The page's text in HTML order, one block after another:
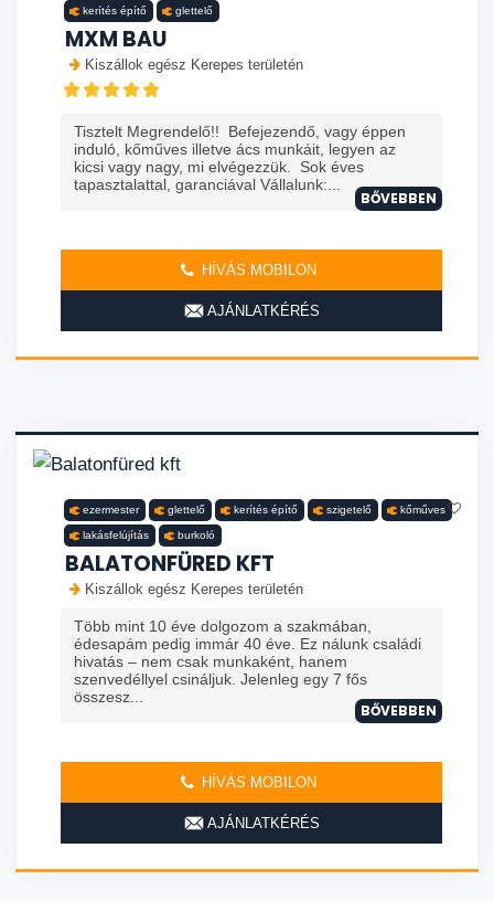
kerítés építő glettelő
MXM BAU
Kiszállok egész Kerepes területén
Tisztelt Megrendelő!! Befejezendő, vagy éppen
induló, kőműves illetve ács munkáit, legyen az
kicsi vagy nagy, mi elvégezzük. Sok éves
tapasztalattal, garanciával Vállalunk:...
BŐVEBBEN
HÍVÁS MOBILON
AJÁNLATKÉRÉS
ezermester glettelő kerítés építő szigetelő kőműves
lakásfelújítás burkoló
BALATONFÜRED KFT
Kiszállok egész Kerepes területén
Több mint 10 éve dolgozom a szakmában,
édesapám pedig immár 40 éve. Ez nálunk családi
hivatás – nem csak munkaként, hanem
szenvedéllyel csináljuk. Jelenleg egy 7 fős
összesz...
BŐVEBBEN
HÍVÁS MOBILON
AJÁNLATKÉRÉS